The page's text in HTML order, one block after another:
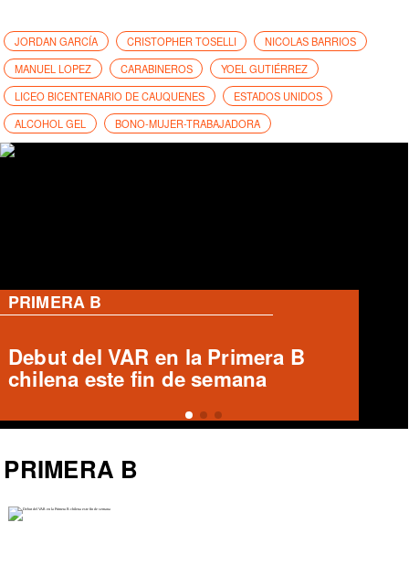
JORDAN GARCÍA CRISTOPHER TOSELLI
NICOLAS BARRIOS
MANUEL LOPEZ
CARABINEROS
YOEL GUTIÉRREZ
LICEO BICENTENARIO DE CAUQUENES
ESTADOS UNIDOS
ALCOHOL GEL
BONO-MUJER-TRABAJADORA
PRIMERA B
Ronald Fuentes habla sobre caso
Enzo Riquelme y Ángelo Araos
PRIMERA B